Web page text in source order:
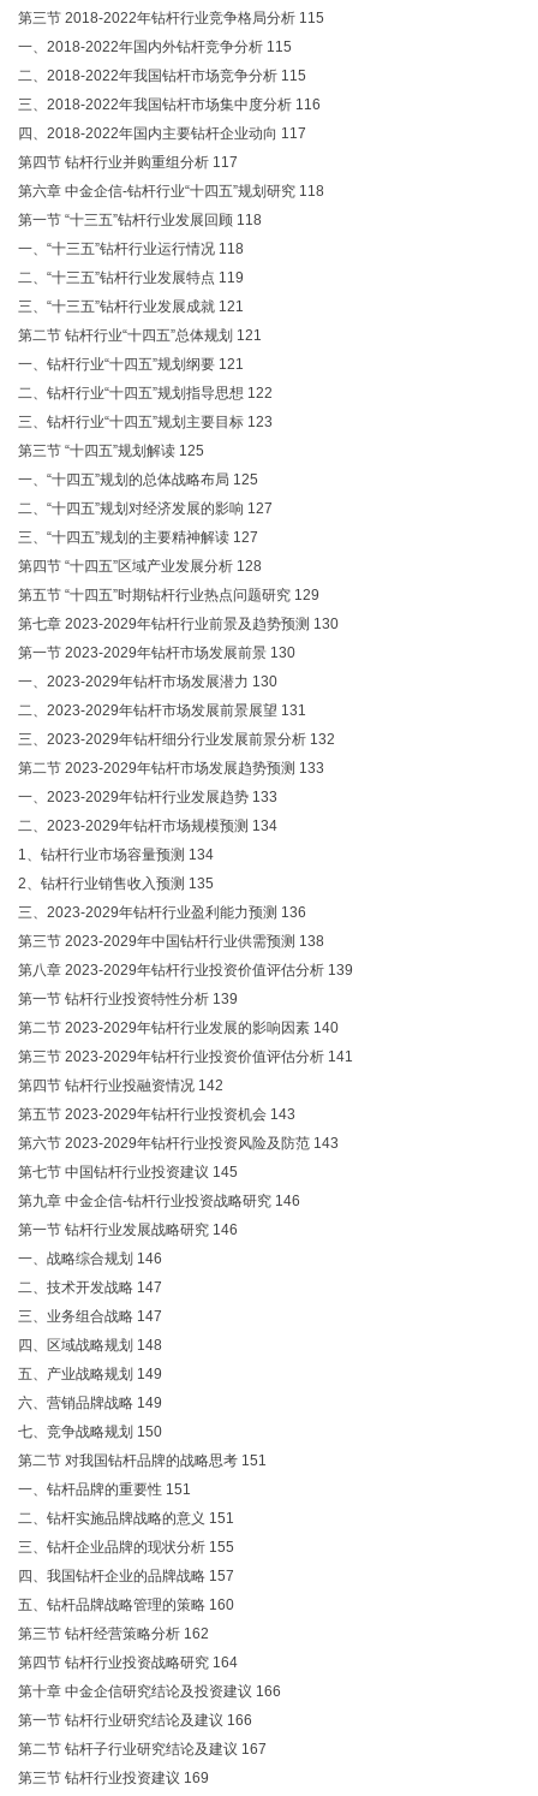
第三节 2018-2022年钻杆行业竞争格局分析 115
一、2018-2022年国内外钻杆竞争分析 115
二、2018-2022年我国钻杆市场竞争分析 115
三、2018-2022年我国钻杆市场集中度分析 116
四、2018-2022年国内主要钻杆企业动向 117
第四节 钻杆行业并购重组分析 117
第六章 中金企信-钻杆行业“十四五”规划研究 118
第一节 “十三五”钻杆行业发展回顾 118
一、“十三五”钻杆行业运行情况 118
二、“十三五”钻杆行业发展特点 119
三、“十三五”钻杆行业发展成就 121
第二节 钻杆行业“十四五”总体规划 121
一、钻杆行业“十四五”规划纲要 121
二、钻杆行业“十四五”规划指导思想 122
三、钻杆行业“十四五”规划主要目标 123
第三节 “十四五”规划解读 125
一、“十四五”规划的总体战略布局 125
二、“十四五”规划对经济发展的影响 127
三、“十四五”规划的主要精神解读 127
第四节 “十四五”区域产业发展分析 128
第五节 “十四五”时期钻杆行业热点问题研究 129
第七章 2023-2029年钻杆行业前景及趋势预测 130
第一节 2023-2029年钻杆市场发展前景 130
一、2023-2029年钻杆市场发展潜力 130
二、2023-2029年钻杆市场发展前景展望 131
三、2023-2029年钻杆细分行业发展前景分析 132
第二节 2023-2029年钻杆市场发展趋势预测 133
一、2023-2029年钻杆行业发展趋势 133
二、2023-2029年钻杆市场规模预测 134
1、钻杆行业市场容量预测 134
2、钻杆行业销售收入预测 135
三、2023-2029年钻杆行业盈利能力预测 136
第三节 2023-2029年中国钻杆行业供需预测 138
第八章 2023-2029年钻杆行业投资价值评估分析 139
第一节 钻杆行业投资特性分析 139
第二节 2023-2029年钻杆行业发展的影响因素 140
第三节 2023-2029年钻杆行业投资价值评估分析 141
第四节 钻杆行业投融资情况 142
第五节 2023-2029年钻杆行业投资机会 143
第六节 2023-2029年钻杆行业投资风险及防范 143
第七节 中国钻杆行业投资建议 145
第九章 中金企信-钻杆行业投资战略研究 146
第一节 钻杆行业发展战略研究 146
一、战略综合规划 146
二、技术开发战略 147
三、业务组合战略 147
四、区域战略规划 148
五、产业战略规划 149
六、营销品牌战略 149
七、竞争战略规划 150
第二节 对我国钻杆品牌的战略思考 151
一、钻杆品牌的重要性 151
二、钻杆实施品牌战略的意义 151
三、钻杆企业品牌的现状分析 155
四、我国钻杆企业的品牌战略 157
五、钻杆品牌战略管理的策略 160
第三节 钻杆经营策略分析 162
第四节 钻杆行业投资战略研究 164
第十章 中金企信研究结论及投资建议 166
第一节 钻杆行业研究结论及建议 166
第二节 钻杆子行业研究结论及建议 167
第三节 钻杆行业投资建议 169